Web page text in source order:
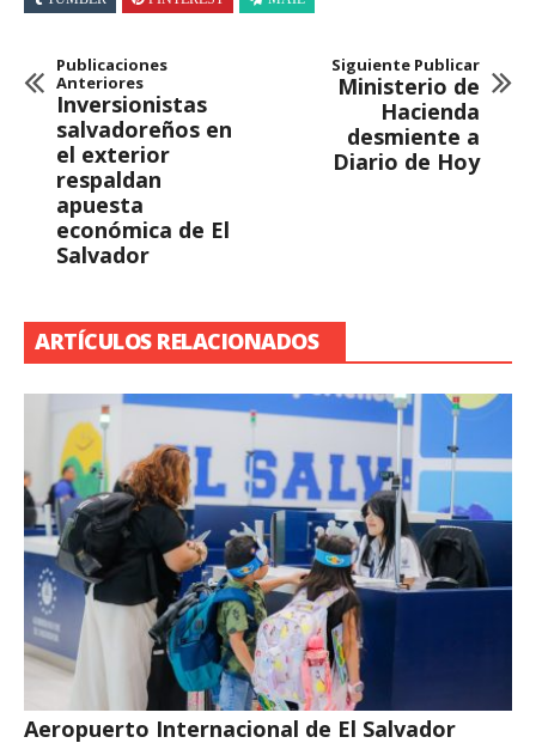
Publicaciones
Anteriores
Inversionistas
salvadoreños en
el exterior
respaldan
apuesta
económica de El
Salvador
Siguiente Publicar
Ministerio de
Hacienda
desmiente a
Diario de Hoy
ARTÍCULOS RELACIONADOS
Aeropuerto Internacional de El Salvador